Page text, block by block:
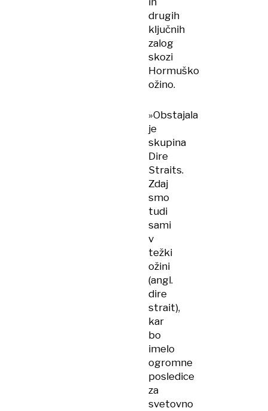
drugih
ključnih
zalog
skozi
Hormuško
ožino.
»Obstajala
je
skupina
Dire
Straits.
Zdaj
smo
tudi
sami
v
težki
ožini
(angl.
dire
strait),
kar
bo
imelo
ogromne
posledice
za
svetovno